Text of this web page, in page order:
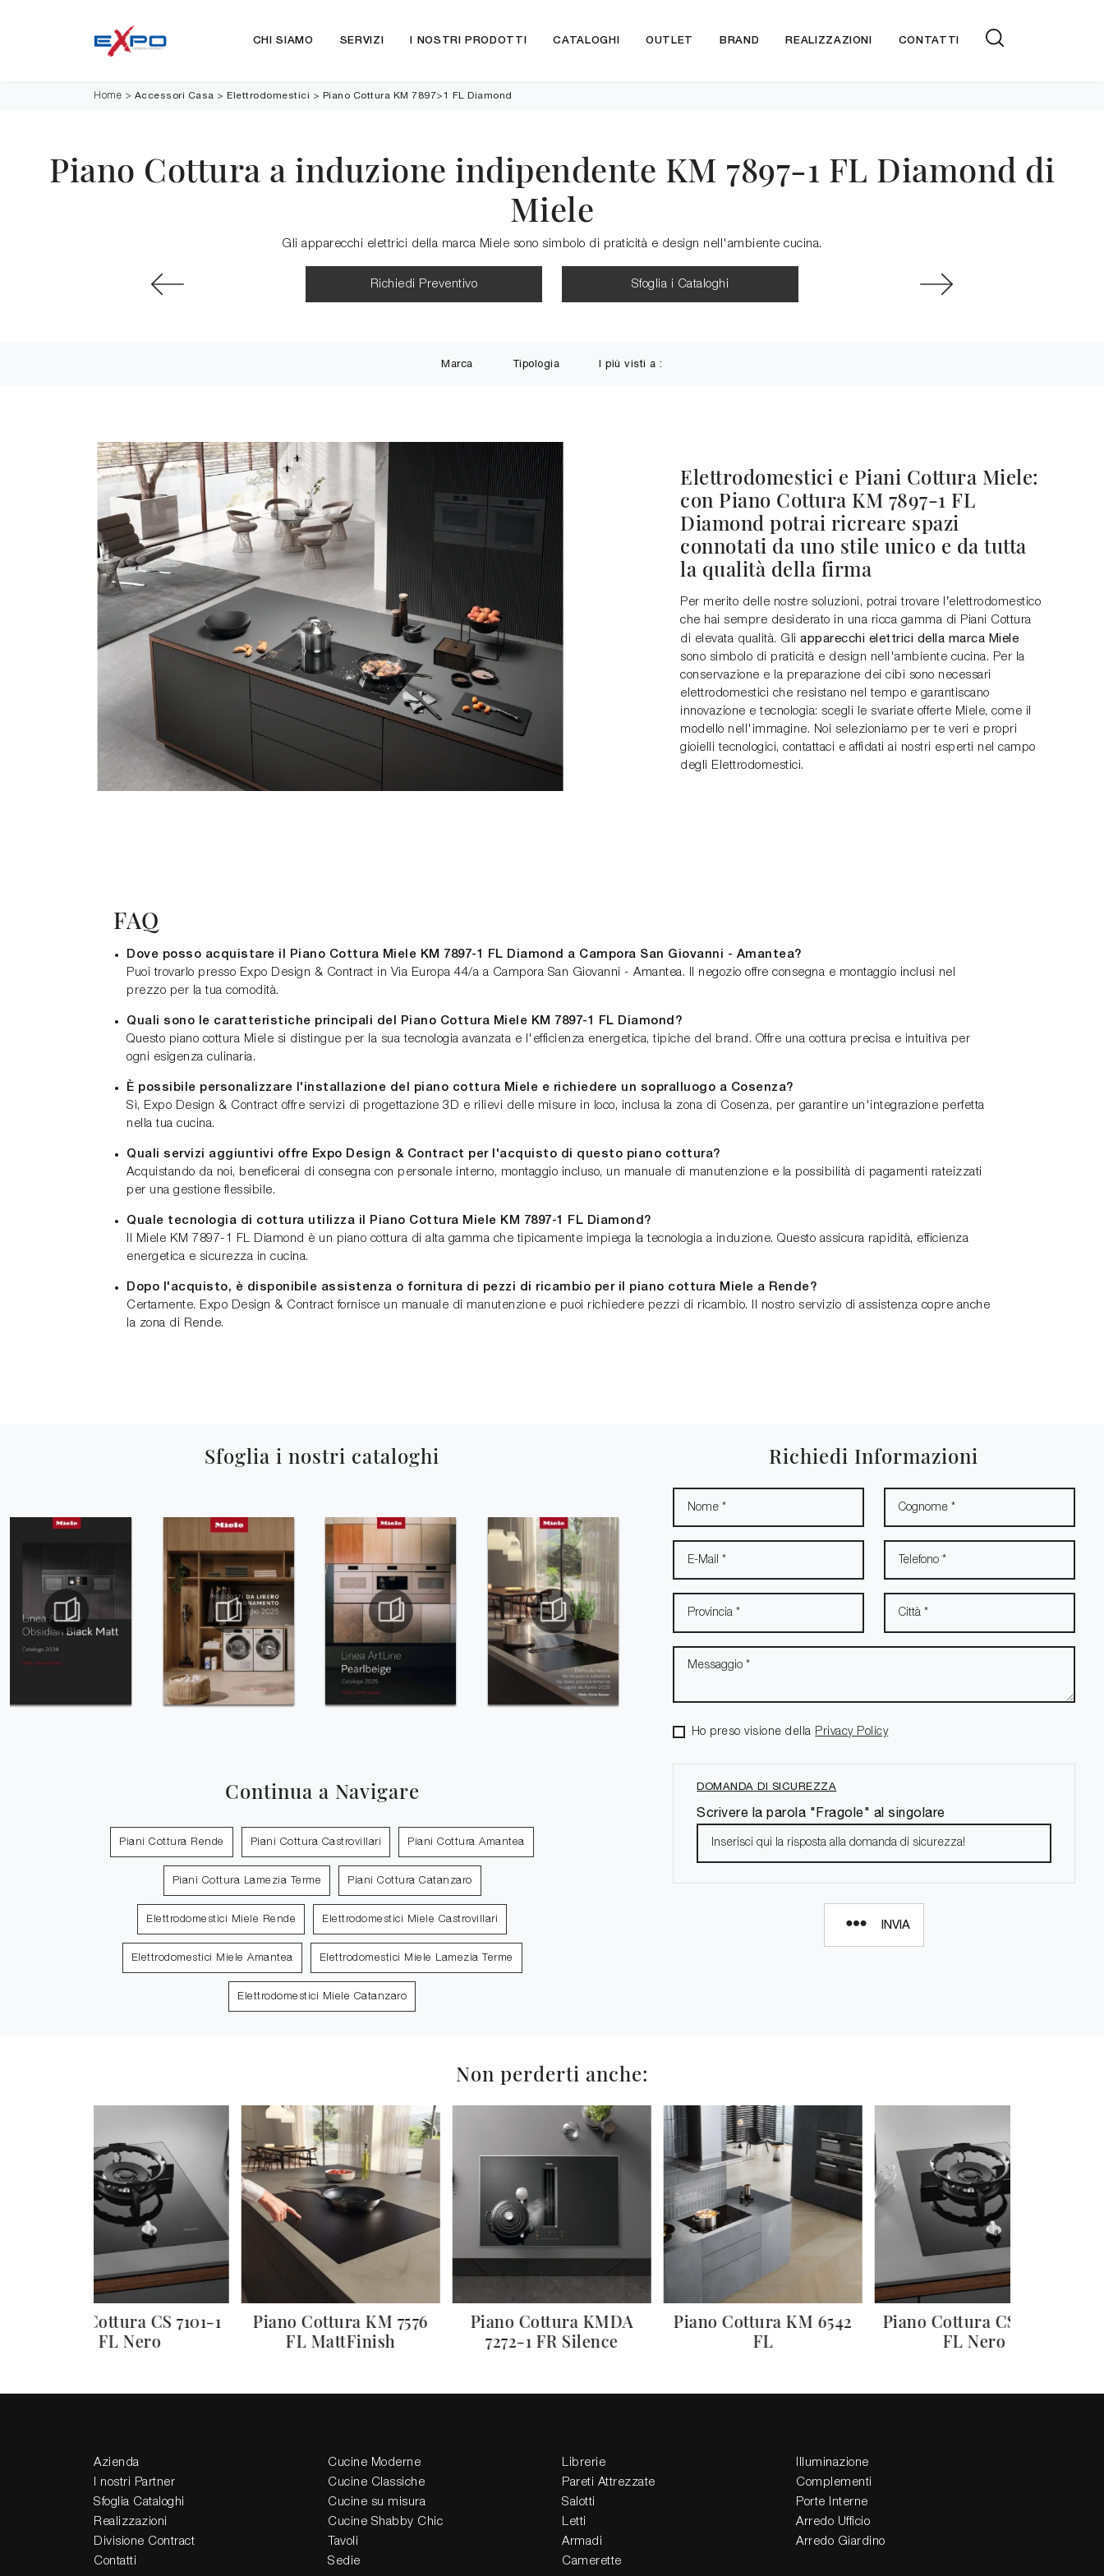
CHI SIAMO SERVIZI I NOSTRI PRODOTTI CATALOGHI OUTLET BRAND REALIZZAZIONI CONTATTI
Home > Accessori Casa > Elettrodomestici > Piano Cottura KM 7897>1 FL Diamond
Piano Cottura a induzione indipendente KM 7897-1 FL Diamond di
Miele
Gli apparecchi elettrici della marca Miele sono simbolo di praticità e design nell'ambiente cucina.
Richiedi Preventivo Sfoglia i Cataloghi
Marca Tipologia I più visti a :
Elettrodomestici e Piani Cottura Miele:
con Piano Cottura KM 7897-1 FL
Diamond potrai ricreare spazi
connotati da uno stile unico e da tutta
la qualità della firma
Per merito delle nostre soluzioni, potrai trovare l’elettrodomestico
che hai sempre desiderato in una ricca gamma di Piani Cottura
di elevata qualità. Gli apparecchi elettrici della marca Miele
sono simbolo di praticità e design nell'ambiente cucina. Per la
conservazione e la preparazione dei cibi sono necessari
elettrodomestici che resistano nel tempo e garantiscano
innovazione e tecnologia: scegli le svariate offerte Miele, come il
modello nell'immagine. Noi selezioniamo per te veri e propri
gioielli tecnologici, contattaci e affidati ai nostri esperti nel campo
degli Elettrodomestici.
FAQ
Dove posso acquistare il Piano Cottura Miele KM 7897-1 FL Diamond a Campora San Giovanni - Amantea?
Puoi trovarlo presso Expo Design & Contract in Via Europa 44/a a Campora San Giovanni - Amantea. Il negozio offre consegna e montaggio inclusi nel
prezzo per la tua comodità.
Quali sono le caratteristiche principali del Piano Cottura Miele KM 7897-1 FL Diamond?
Questo piano cottura Miele si distingue per la sua tecnologia avanzata e l'efficienza energetica, tipiche del brand. Offre una cottura precisa e intuitiva per
ogni esigenza culinaria.
È possibile personalizzare l'installazione del piano cottura Miele e richiedere un sopralluogo a Cosenza?
Sì, Expo Design & Contract offre servizi di progettazione 3D e rilievi delle misure in loco, inclusa la zona di Cosenza, per garantire un'integrazione perfetta
nella tua cucina.
Quali servizi aggiuntivi offre Expo Design & Contract per l'acquisto di questo piano cottura?
Acquistando da noi, beneficerai di consegna con personale interno, montaggio incluso, un manuale di manutenzione e la possibilità di pagamenti rateizzati
per una gestione flessibile.
Quale tecnologia di cottura utilizza il Piano Cottura Miele KM 7897-1 FL Diamond?
Il Miele KM 7897-1 FL Diamond è un piano cottura di alta gamma che tipicamente impiega la tecnologia a induzione. Questo assicura rapidità, efficienza
energetica e sicurezza in cucina.
Dopo l'acquisto, è disponibile assistenza o fornitura di pezzi di ricambio per il piano cottura Miele a Rende?
Certamente. Expo Design & Contract fornisce un manuale di manutenzione e puoi richiedere pezzi di ricambio. Il nostro servizio di assistenza copre anche
la zona di Rende.
Sfoglia i nostri cataloghi
Continua a Navigare
Piani Cottura Rende Piani Cottura Castrovillari Piani Cottura Amantea
Piani Cottura Lamezia Terme Piani Cottura Catanzaro
Elettrodomestici Miele Rende Elettrodomestici Miele Castrovillari
Elettrodomestici Miele Amantea Elettrodomestici Miele Lamezia Terme
Elettrodomestici Miele Catanzaro
Richiedi Informazioni
Ho preso visione della Privacy Policy
DOMANDA DI SICUREZZA
Scrivere la parola "Fragole" al singolare
INVIA
Non perderti anche:
Piano Cottura CS 7101-1
FL Nero
Piano Cottura KM 7576
FL MattFinish
Piano Cottura KMDA
7272-1 FR Silence
Piano Cottura KM 6542
FL
Piano Cottura CS 7101-1
FL Nero
Azienda
I nostri Partner
Sfoglia Cataloghi
Realizzazioni
Divisione Contract
Contatti
Cucine Moderne
Cucine Classiche
Cucine su misura
Cucine Shabby Chic
Tavoli
Sedie
Librerie
Pareti Attrezzate
Salotti
Letti
Armadi
Camerette
Illuminazione
Complementi
Porte Interne
Arredo Ufficio
Arredo Giardino